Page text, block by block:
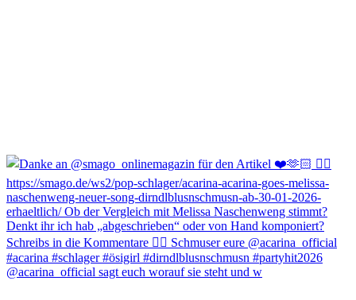
@acarina_official sagt euch worauf sie steht und w